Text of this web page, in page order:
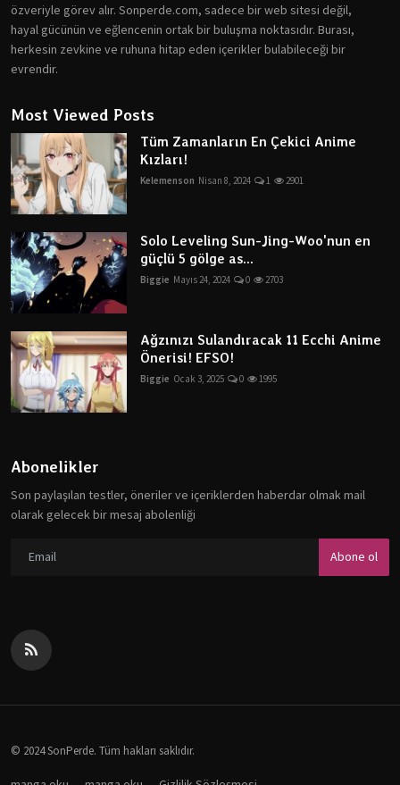
özveriyle görev alır. Sonperde.com, sadece bir web sitesi değil,
hayal gücünün ve eğlencenin ortak bir buluşma noktasıdır. Burası,
herkesin zevkine ve ruhuna hitap eden içerikler bulabileceği bir
evrendir.
Most Viewed Posts
Tüm Zamanların En Çekici Anime
Kızları!
Kelemenson Nisan 8, 2024 1 2901
Solo Leveling Sun-Jing-Woo'nun en
güçlü 5 gölge as...
Biggie Mayıs 24, 2024 0 2703
Ağzınızı Sulandıracak 11 Ecchi Anime
Önerisi! EFSO!
Biggie Ocak 3, 2025 0 1995
Abonelikler
Son paylaşılan testler, öneriler ve içeriklerden haberdar olmak mail
olarak gelecek bir mesaj abolenliği
Abone ol
© 2024 SonPerde. Tüm hakları saklıdır.